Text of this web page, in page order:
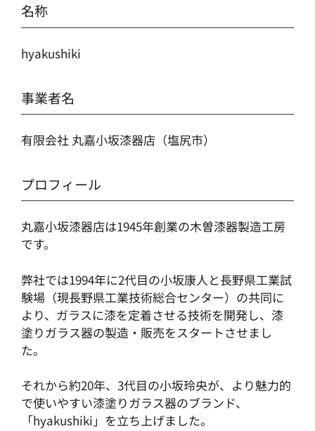
名称
hyakushiki
事業者名
有限会社 丸嘉小坂漆器店（塩尻市）
プロフィール
丸嘉小坂漆器店は1945年創業の木曽漆器製造工房
です。
弊社では1994年に2代目の小坂康人と長野県工業試
験場（現長野県工業技術総合センター）の共同に
より、ガラスに漆を定着させる技術を開発し、漆
塗りガラス器の製造・販売をスタートさせまし
た。
それから約20年、3代目の小坂玲央が、より魅力的
で使いやすい漆塗りガラス器のブランド、
「hyakushiki」を立ち上げました。